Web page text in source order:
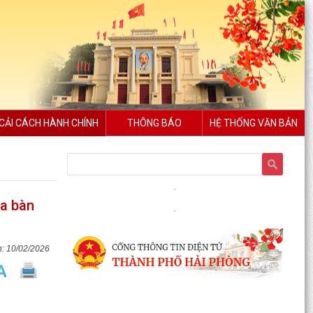
CÁCH HÀNH CHÍNH THÔNG BÁO HỆ THỐNG VĂN BẢN
bàn
10/02/2026